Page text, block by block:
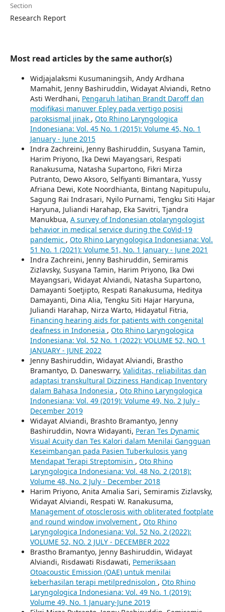
Section
Research Report
Most read articles by the same author(s)
Widjajalaksmi Kusumaningsih, Andy Ardhana
Mamahit, Jenny Bashiruddin, Widayat Alviandi, Retno
Asti Werdhani, Pengaruh latihan Brandt Daroff dan
modifikasi manuver Epley pada vertigo posisi
paroksismal jinak , Oto Rhino Laryngologica
Indonesiana: Vol. 45 No. 1 (2015): Volume 45, No. 1
January - June 2015
Indra Zachreini, Jenny Bashiruddin, Susyana Tamin,
Harim Priyono, Ika Dewi Mayangsari, Respati
Ranakusuma, Natasha Supartono, Fikri Mirza
Putranto, Dewo Aksoro, Selfiyanti Bimantara, Yussy
Afriana Dewi, Kote Noordhianta, Bintang Napitupulu,
Sagung Rai Indrasari, Nyilo Purnami, Tengku Siti Hajar
Haryuna, Juliandi Harahap, Eka Savitri, Tjandra
Manukbua, A survey of Indonesian otolaryngologist
behavior in medical service during the CoVid-19
pandemic , Oto Rhino Laryngologica Indonesiana: Vol.
51 No. 1 (2021): Volume 51, No. 1 January - June 2021
Indra Zachreini, Jenny Bashiruddin, Semiramis
Zizlavsky, Susyana Tamin, Harim Priyono, Ika Dwi
Mayangsari, Widayat Alviandi, Natasha Supartono,
Damayanti Soetjipto, Respati Ranakusuma, Heditya
Damayanti, Dina Alia, Tengku Siti Hajar Haryuna,
Juliandi Harahap, Nirza Warto, Hidayatul Fitria,
Financing hearing aids for patients with congenital
deafness in Indonesia , Oto Rhino Laryngologica
Indonesiana: Vol. 52 No. 1 (2022): VOLUME 52, NO. 1
JANUARY - JUNE 2022
Jenny Bashiruddin, Widayat Alviandi, Brastho
Bramantyo, D. Daneswarry, Validitas, reliabilitas dan
adaptasi transkultural Dizziness Handicap Inventory
dalam Bahasa Indonesia , Oto Rhino Laryngologica
Indonesiana: Vol. 49 (2019): Volume 49, No. 2 July -
December 2019
Widayat Alviandi, Brashto Bramantyo, Jenny
Bashiruddin, Novra Widayanti, Peran Tes Dynamic
Visual Acuity dan Tes Kalori dalam Menilai Gangguan
Keseimbangan pada Pasien Tuberkulosis yang
Mendapat Terapi Streptomisin , Oto Rhino
Laryngologica Indonesiana: Vol. 48 No. 2 (2018):
Volume 48, No. 2 July - December 2018
Harim Priyono, Anita Amalia Sari, Semiramis Zizlavsky,
Widayat Alviandi, Respati W. Ranakusuma,
Management of otosclerosis with obliterated footplate
and round window involvement , Oto Rhino
Laryngologica Indonesiana: Vol. 52 No. 2 (2022):
VOLUME 52, NO. 2 JULY - DECEMBER 2022
Brastho Bramantyo, Jenny Bashiruddin, Widayat
Alviandi, Risdawati Risdawati, Pemeriksaan
Otoacoustic Emission (OAE) untuk menilai
keberhasilan terapi metilprednisolon , Oto Rhino
Laryngologica Indonesiana: Vol. 49 No. 1 (2019):
Volume 49, No. 1 January-June 2019